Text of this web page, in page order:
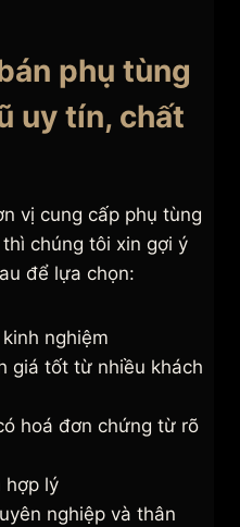
phụ tùng
uy tín, chất
vị cung cấp phụ tùng
chúng tôi xin gợi ý
để lựa chọn:
nghiệm
giá tốt từ nhiều khách
hoá đơn chứng từ rõ
hợp lý
nghiệp và thân